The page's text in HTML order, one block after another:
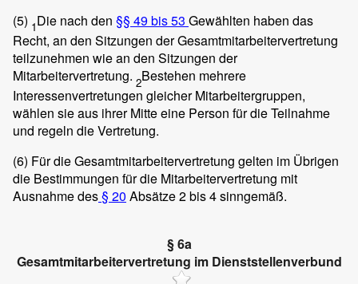
(5) 1Die nach den §§ 49 bis 53 Gewählten haben das
Recht, an den Sitzungen der Gesamtmitarbeitervertretung
teilzunehmen wie an den Sitzungen der
Mitarbeitervertretung. 2Bestehen mehrere
Interessenvertretungen gleicher Mitarbeitergruppen,
wählen sie aus ihrer Mitte eine Person für die Teilnahme
und regeln die Vertretung.
(6) Für die Gesamtmitarbeitervertretung gelten im Übrigen
die Bestimmungen für die Mitarbeitervertretung mit
Ausnahme des§ 20 Absätze 2 bis 4 sinngemäß.
§ 6a
Gesamtmitarbeitervertretung im Dienststellenverbund